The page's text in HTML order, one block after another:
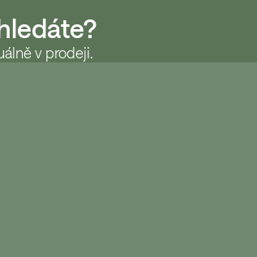
v prodeji.